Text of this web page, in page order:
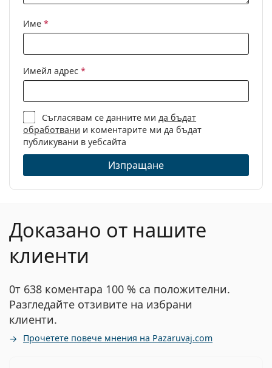
Кутия:
Да
Пол:
Мъжки
Категория:
Диоптрични очила
Марка:
Hugo Boss
Код:
1493 ANS 16 55
Име *
Имейл адрес *
Съгласявам се данните ми да бъдат
обработвани и коментарите ми да бъдат
публикувани в уебсайта
Изпращане
Доказано от нашите
клиенти
0т 638 коментара 100 % са положителни.
Разгледайте отзивите на избрани
клиенти.
Прочетете повече мнения на Pazaruvaj.com